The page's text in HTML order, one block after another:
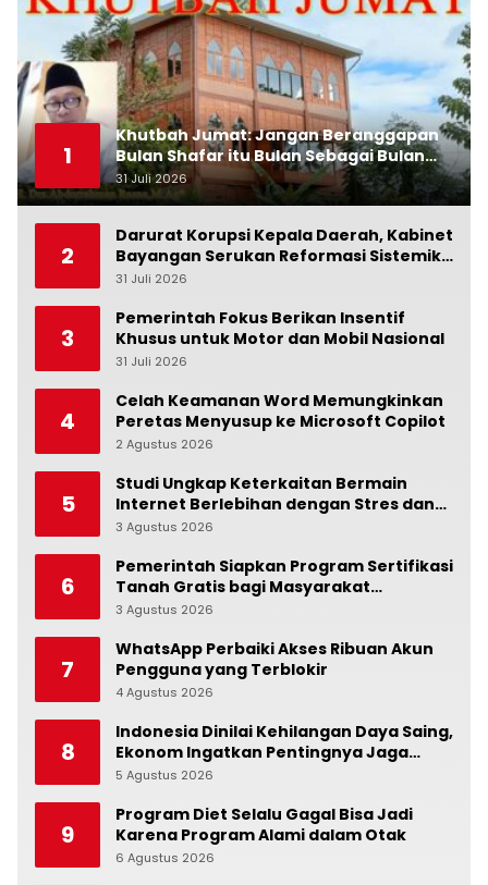
1
Khutbah Jumat: Jangan Beranggapan
Bulan Shafar itu Bulan Sebagai Bulan
Kesialan
31 Juli 2026 0
2
Darurat Korupsi Kepala Daerah, Kabinet
Bayangan Serukan Reformasi Sistemik:
Penindakan Saja Tidak Cukup!
31 Juli 2026
3
Pemerintah Fokus Berikan Insentif
Khusus untuk Motor dan Mobil Nasional
31 Juli 2026
4
Celah Keamanan Word Memungkinkan
Peretas Menyusup ke Microsoft Copilot
2 Agustus 2026
5
Studi Ungkap Keterkaitan Bermain
Internet Berlebihan dengan Stres dan
Suasana Hati
3 Agustus 2026
6
Pemerintah Siapkan Program Sertifikasi
Tanah Gratis bagi Masyarakat
Berpenghasilan Rendah
3 Agustus 2026
7
WhatsApp Perbaiki Akses Ribuan Akun
Pengguna yang Terblokir
4 Agustus 2026
8
Indonesia Dinilai Kehilangan Daya Saing,
Ekonom Ingatkan Pentingnya Jaga
Independensi Bank Indonesia
5 Agustus 2026
9
Program Diet Selalu Gagal Bisa Jadi
Karena Program Alami dalam Otak
6 Agustus 2026